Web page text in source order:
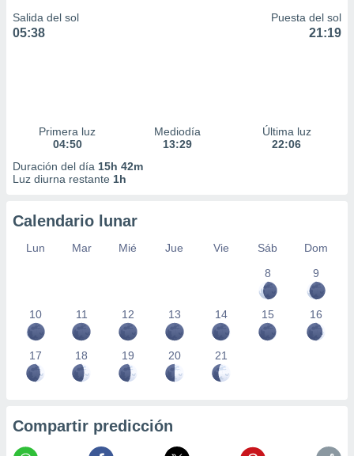
Salida del sol
05:38
Puesta del sol
21:19
Primera luz
04:50
Mediodía
13:29
Última luz
22:06
Duración del día 15h 42m
Luz diurna restante 1h
Calendario lunar
Lun Mar Mié Jue Vie Sáb
Dom
8
9
10 11 12 13 14 15 16
17 18 19 20 21
Compartir predicción